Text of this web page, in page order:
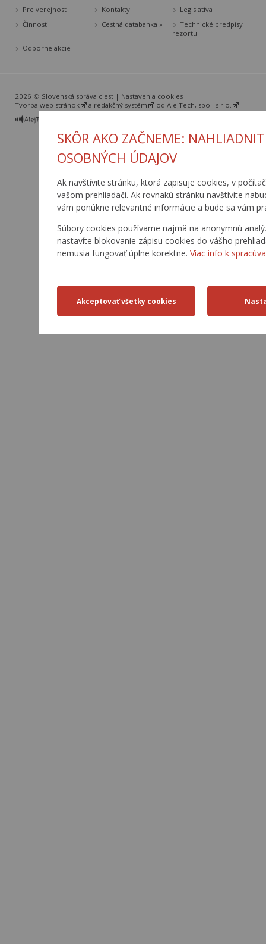
SKÔR AKO ZAČNEME:
OSOBNÝCH ÚDAJOV
Ak navštívite stránku, ktorá zapisuje cookies, v
vašom prehliadači. Ak rovnakú stránku navštívite
vám ponúkne relevantné informácie a bude sa vám
Súbory cookies používame najmä na anonymnú
nastavíte blokovanie zápisu cookies do vášho
nemusia fungovať úplne korektne. Viac info k
Pre verejnosť Kontakty
Legislatíva
Činnosti
Cestná databanka »
Technické predpisy
rezortu
Odborné akcie
2026 © Slovenská správa ciest | Nastavenia cookies
Tvorba web stránok
a redakčný systém od AlejTech, spol. s r.o.